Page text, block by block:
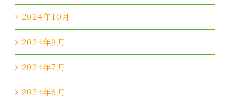
2024年10月
2024年9月
2024年7月
2024年6月